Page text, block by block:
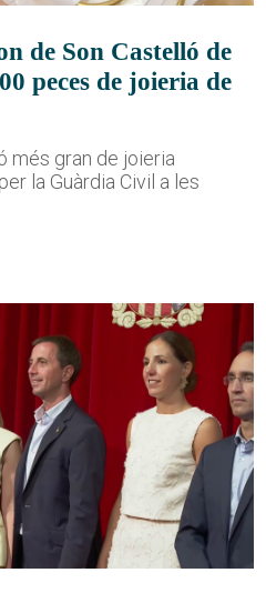
de Son Castelló de
peces de joieria de
més gran de joieria
la Guàrdia Civil a les